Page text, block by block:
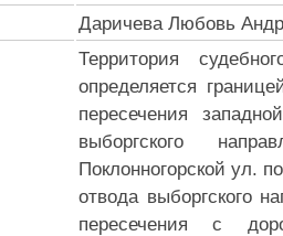
Даричева Любовь
Территория
определяется
пересечения
выборгского
Поклонногорской ул.
отвода выборгского
пересечения с